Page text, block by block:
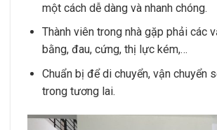
một cách dễ dàng và nhanh chóng.
Thành viên trong nhà gặp phải các
bằng, đau, cứng, thị lực kém,…
Chuẩn bị để di chuyển, vận chuyển
trong tương lai.